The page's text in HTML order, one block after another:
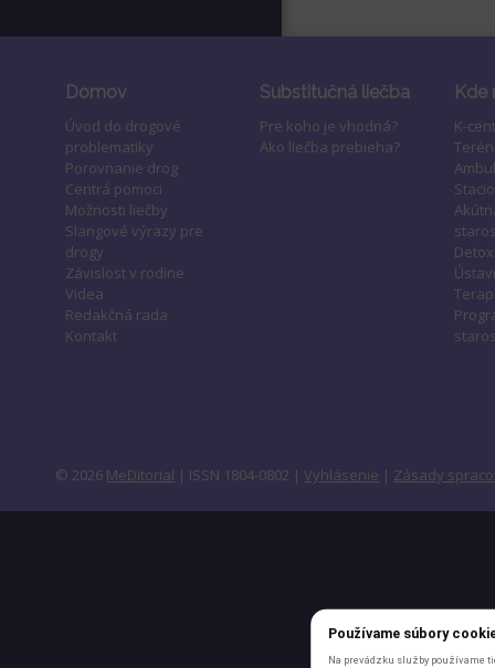
Domov
Úvod do drogové
problematiky
Porovnanie drog
Centrá pomoci
Možnosti liečby
Slangové výrazy pre
drogy
Závislost v rodine
Videa
Redakčná rada
Kontakt
Substitučná liečba
Pre koho je vhodná?
Ako liečba prebieha?
Kde
K-
© 2026 MeDitorial | ISSN 1804-0802 |Vyhlásenie | Zásady
Používame súbory
Na prevádzku služby používame